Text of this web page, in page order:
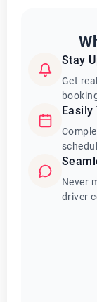
Stay
Get
Easily
Never
driver